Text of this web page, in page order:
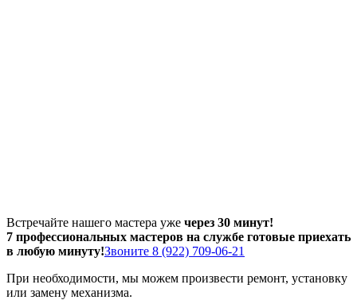
Встречайте нашего мастера уже через 30 минут!
7 профессиональных мастеров на службе готовые приехать
в любую минуту!Звоните 8 (922) 709-06-21
При необходимости, мы можем произвести ремонт, установку
или замену механизма.